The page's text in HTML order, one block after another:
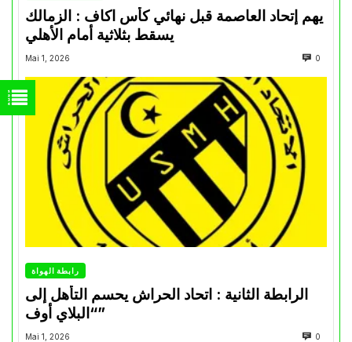
يهم إتحاد العاصمة قبل نهائي كأس اكاف : الزمالك
Mai 1, 2026 0
رابطة الهواة
الرابطة الثانية : اتحاد الحراش يحسم التأهل إلى
“البلاي أوف”
Mai 1, 2026 0